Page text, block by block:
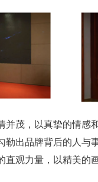
茂，以真挚的情
出品牌背后的人与
观力量，以精美